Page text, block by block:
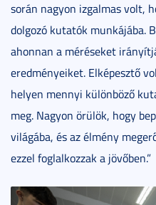
során nagyon izgalmas volt,
dolgozó kutatók munkájába.
ahonnan a méréseket
eredményeiket. Elképesztő
helyen mennyi különböző
meg. Nagyon örülök, hogy
világába, és az élmény
ezzel foglalkozzak a jövőben.”